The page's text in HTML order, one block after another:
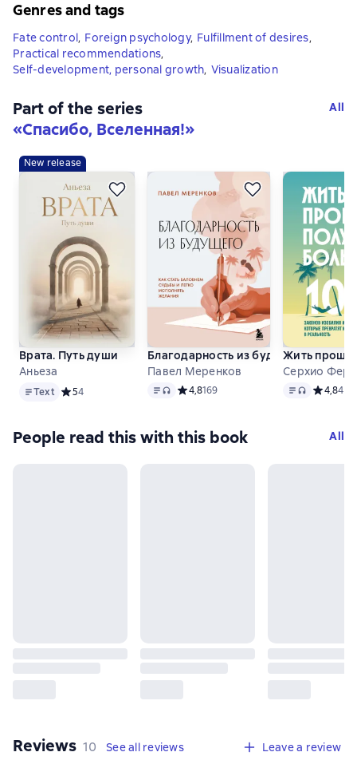
Genres and tags
Fate control, Foreign psychology, Fulfillment of desires,
Practical recommendations,
Self-development, personal growth, Visualization
Part of the series
«Спасибо, Вселенная!»
All
New release
Врата. Путь души
Аньеза
TextText Средний рейтинг 5 на основе 4 оценок
54
Благодарность из будущего. Как
Павел Меренков
Text, audio format available
Средний рейтинг 4,8 на основе 169
4,8169
Жить проще,
Серхио
Text, audio
Средний
4,84
People read this with this book All
Reviews 10 reviews
10 See all reviews Leave a review